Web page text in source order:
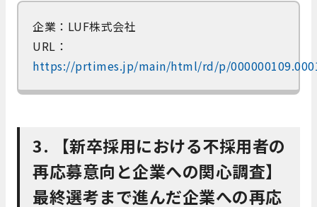
企業：LUF株式会社
URL：
https://prtimes.jp/main/html/rd/p/
3. 【新卒採用における不採用者の
再応募意向と企業への関心調査】
最終選考まで進んだ企業への再応